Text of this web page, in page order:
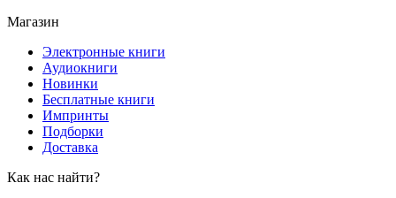
Магазин
Электронные книги
Аудиокниги
Новинки
Бесплатные книги
Импринты
Подборки
Доставка
Как нас найти?